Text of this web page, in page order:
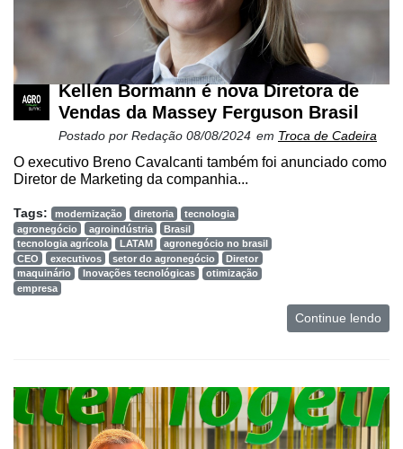
Kellen Bormann é nova Diretora de
Vendas da Massey Ferguson Brasil
Postado por Redação 08/08/2024 em Troca de Cadeira
O executivo Breno Cavalcanti também foi anunciado como
Diretor de Marketing da companhia...
Tags: modernização diretoria
tecnologia
agronegócio
agroindústria
Brasil
tecnologia agrícola
LATAM
agronegócio no brasil
CEO
executivos setor do agronegócio
Diretor
maquinário
Inovações tecnológicas
otimização
empresa
Continue lendo